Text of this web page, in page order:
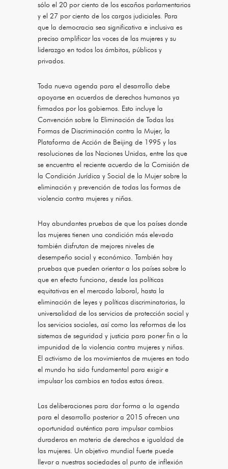
sólo el 20 por ciento de los escaños parlamentarios
y el 27 por ciento de los cargos judiciales. Para
que la democracia sea significativa e inclusiva es
preciso amplificar las voces de las mujeres y su
liderazgo en todos los ámbitos, públicos y
privados.
Toda nueva agenda para el desarrollo debe
apoyarse en acuerdos de derechos humanos ya
firmados por los gobiernos. Esto incluye la
Convención sobre la Eliminación de Todas las
Formas de Discriminación contra la Mujer, la
Plataforma de Acción de Beijing de 1995 y las
resoluciones de las Naciones Unidas, entre las que
se encuentra el reciente acuerdo de la Comisión de
la Condición Jurídica y Social de la Mujer sobre la
eliminación y prevención de todas las formas de
violencia contra mujeres y niñas.
Hay abundantes pruebas de que los países donde
las mujeres tienen una condición más elevada
también disfrutan de mejores niveles de
desempeño social y económico. También hay
pruebas que pueden orientar a los países sobre lo
que en efecto funciona, desde las políticas
equitativas en el mercado laboral, hasta la
eliminación de leyes y políticas discriminatorias, la
universalidad de los servicios de protección social y
los servicios sociales, así como las reformas de los
sistemas de seguridad y justicia para poner fin a la
impunidad de la violencia contra mujeres y niñas.
El activismo de los movimientos de mujeres en todo
el mundo ha sido fundamental para exigir e
impulsar los cambios en todas estas áreas.
Las deliberaciones para dar forma a la agenda
para el desarrollo posterior a 2015 ofrecen una
oportunidad auténtica para impulsar cambios
duraderos en materia de derechos e igualdad de
las mujeres. Un objetivo mundial fuerte puede
llevar a nuestras sociedades al punto de inflexión